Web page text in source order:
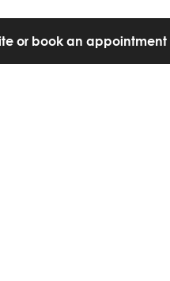
or book an appointment